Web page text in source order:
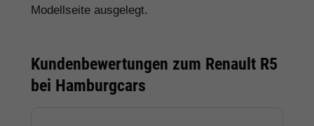
Modellseite ausgelegt.
Kundenbewertungen zum Renault R5
bei Hamburgcars